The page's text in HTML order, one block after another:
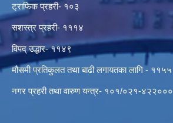
ट्राफिक प्रहरी- १०३
सशस्त्र प्रहरी- १११४
विपद् उद्धार- ११४९
मौसमी प्रतिकुलत तथा बाढी लगायतका लागि - ११५५
नगर प्रहरी तथा वारुण यन्त्र- १०१/०२१-४२२०००